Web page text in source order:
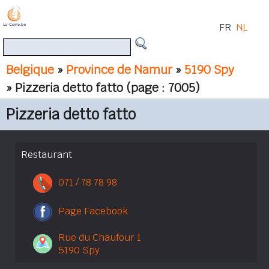
Belgique » Province de Namur» 5190 Spy
» Pizzeria detto fatto (page : 7005)
FR NL
Pizzeria detto fatto
Restaurant
071 / 78 78 98
Page Facebook
Rue du Chaufour 1
5190 Spy